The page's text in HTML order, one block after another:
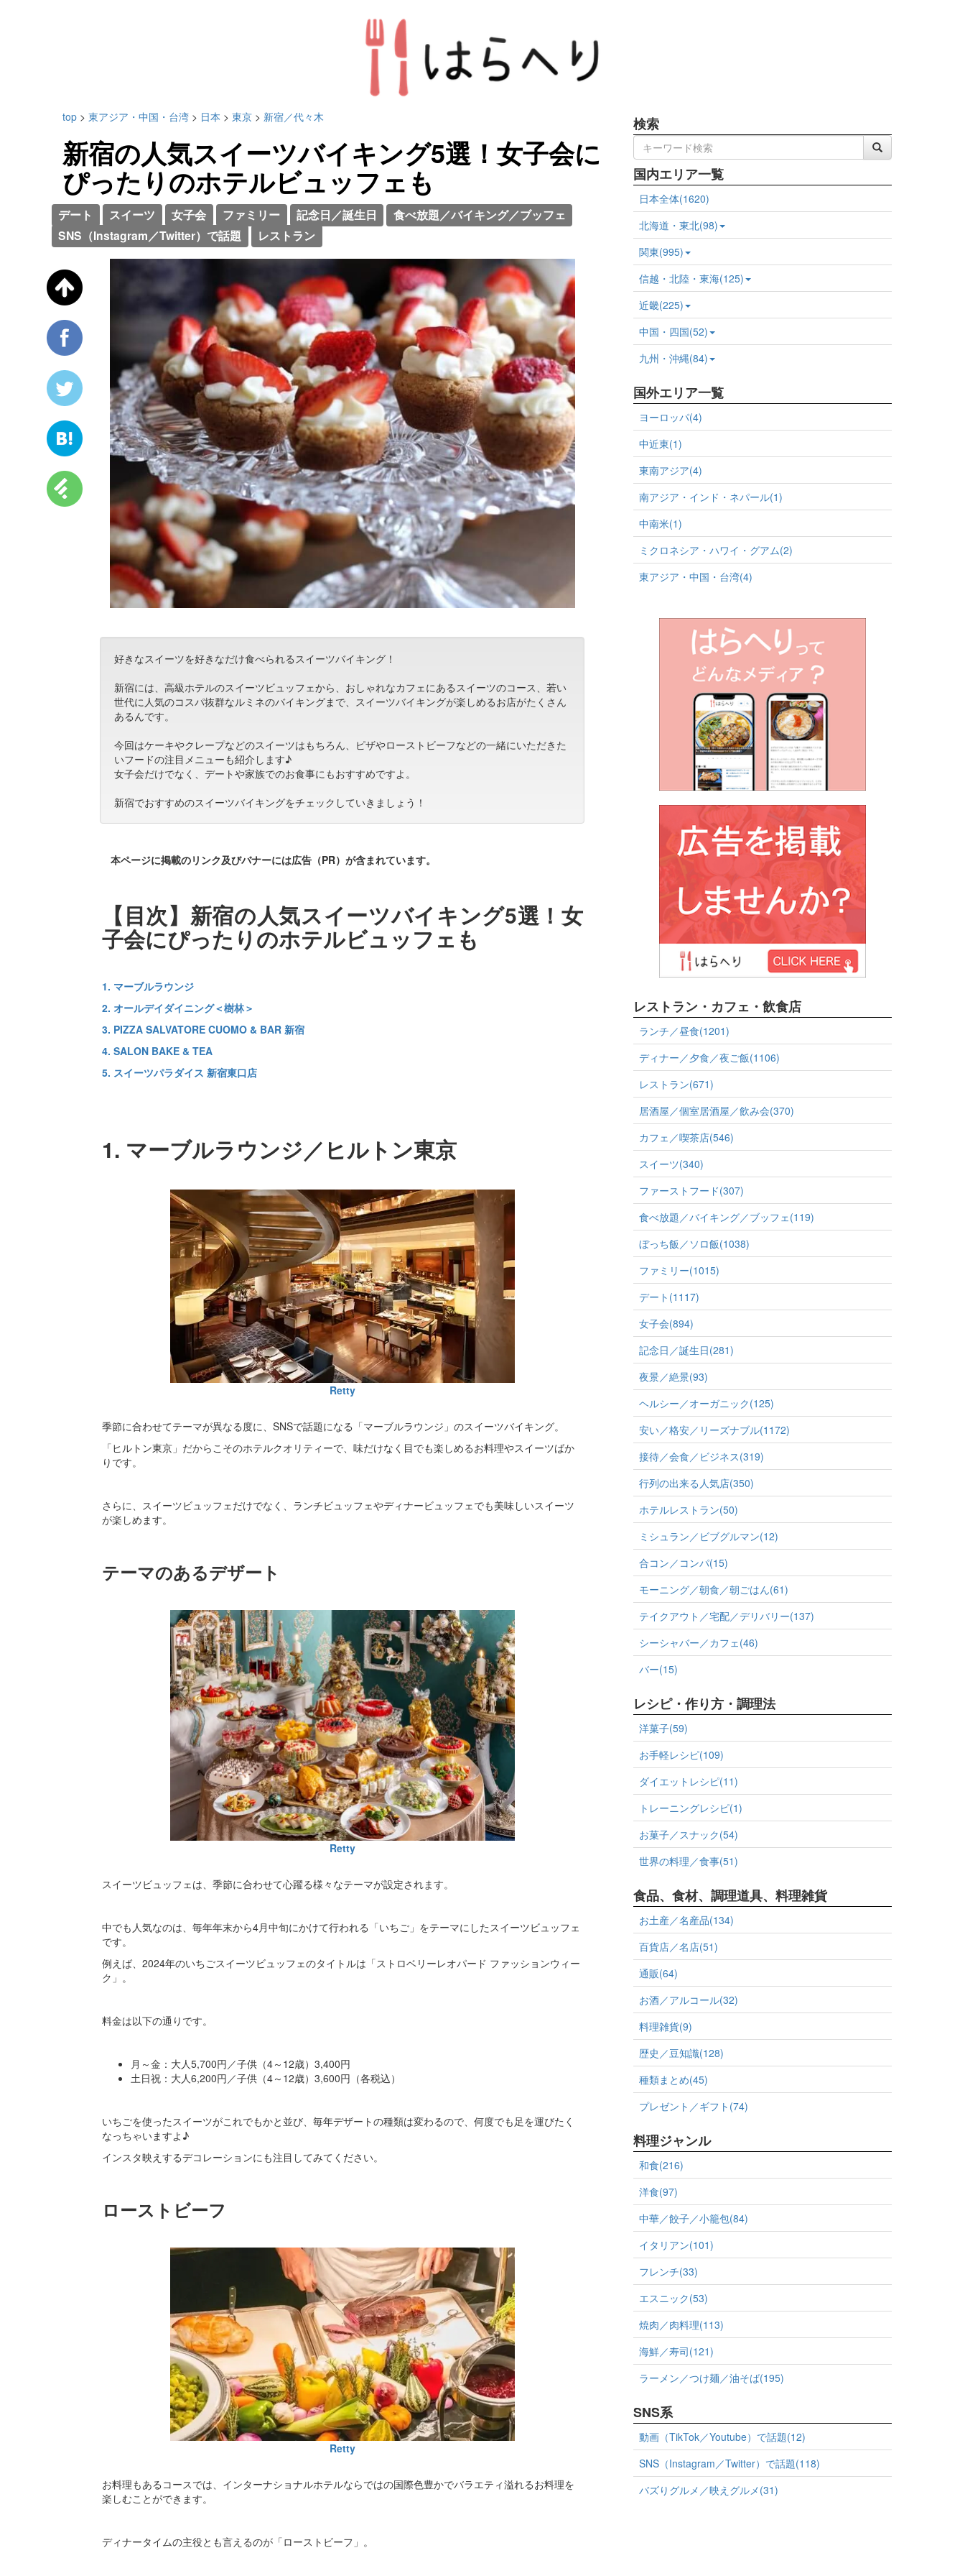
top > 東アジア・中国・台湾 > 日本 > 東京 > 新宿／代々木
新宿の人気スイーツバイキング5選！女子会に
ぴったりのホテルビュッフェも
デート スイーツ 女子会 ファミリー 記念日／誕生日
食べ放題／バイキング／ブッフェ
SNS（Instagram／Twitter）で話題
レストラン
好きなスイーツを好きなだけ食べられるスイーツバイキング！
新宿には、高級ホテルのスイーツビュッフェから、おしゃれなカフェにあるスイーツのコース、若い
世代に人気のコスパ抜群なルミネのバイキングまで、スイーツバイキングが楽しめるお店がたくさん
あるんです。
今回はケーキやクレープなどのスイーツはもちろん、ピザやローストビーフなどの一緒にいただきた
いフードの注目メニューも紹介します♪
女子会だけでなく、デートや家族でのお食事にもおすすめですよ。
新宿でおすすめのスイーツバイキングをチェックしていきましょう！
本ページに掲載のリンク及びバナーには広告（PR）が含まれています。
【目次】新宿の人気スイーツバイキング5選！女
子会にぴったりのホテルビュッフェも
1. マーブルラウンジ
2. オールデイダイニング＜樹林＞
3. PIZZA SALVATORE CUOMO & BAR 新宿
4. SALON BAKE & TEA
5. スイーツパラダイス 新宿東口店
1. マーブルラウンジ／ヒルトン東京
Retty
季節に合わせてテーマが異なる度に、SNSで話題になる「マーブルラウンジ」のスイーツバイキング。
「ヒルトン東京」だからこそのホテルクオリティーで、味だけなく目でも楽しめるお料理やスイーツばか
りです。
さらに、スイーツビュッフェだけでなく、ランチビュッフェやディナービュッフェでも美味しいスイーツ
が楽しめます。
テーマのあるデザート
Retty
スイーツビュッフェは、季節に合わせて心躍る様々なテーマが設定されます。
中でも人気なのは、毎年年末から4月中旬にかけて行われる「いちご」をテーマにしたスイーツビュッフェ
です。
例えば、2024年のいちごスイーツビュッフェのタイトルは「ストロベリーレオパード ファッションウィー
ク」。
料金は以下の通りです。
月～金：大人5,700円／子供（4～12歳）3,400円
土日祝：大人6,200円／子供（4～12歳）3,600円（各税込）
いちごを使ったスイーツがこれでもかと並び、毎年デザートの種類は変わるので、何度でも足を運びたく
なっちゃいますよ♪
インスタ映えするデコレーションにも注目してみてください。
ローストビーフ
Retty
お料理もあるコースでは、インターナショナルホテルならではの国際色豊かでバラエティ溢れるお料理を
楽しむことができます。
ディナータイムの主役とも言えるのが「ローストビーフ」。
検索
国内エリア一覧
日本全体(1620)
北海道・東北(98)
関東(995)
信越・北陸・東海(125)
近畿(225)
中国・四国(52)
九州・沖縄(84)
国外エリア一覧
ヨーロッパ(4)
中近東(1)
東南アジア(4)
南アジア・インド・ネパール(1)
中南米(1)
ミクロネシア・ハワイ・グアム(2)
東アジア・中国・台湾(4)
レストラン・カフェ・飲食店
ランチ／昼食(1201)
ディナー／夕食／夜ご飯(1106)
レストラン(671)
居酒屋／個室居酒屋／飲み会(370)
カフェ／喫茶店(546)
スイーツ(340)
ファーストフード(307)
食べ放題／バイキング／ブッフェ(119)
ぼっち飯／ソロ飯(1038)
ファミリー(1015)
デート(1117)
女子会(894)
記念日／誕生日(281)
夜景／絶景(93)
ヘルシー／オーガニック(125)
安い／格安／リーズナブル(1172)
接待／会食／ビジネス(319)
行列の出来る人気店(350)
ホテルレストラン(50)
ミシュラン／ビブグルマン(12)
合コン／コンパ(15)
モーニング／朝食／朝ごはん(61)
テイクアウト／宅配／デリバリー(137)
シーシャバー／カフェ(46)
バー(15)
レシピ・作り方・調理法
洋菓子(59)
お手軽レシピ(109)
ダイエットレシピ(11)
トレーニングレシピ(1)
お菓子／スナック(54)
世界の料理／食事(51)
食品、食材、調理道具、料理雑貨
お土産／名産品(134)
百貨店／名店(51)
通販(64)
お酒／アルコール(32)
料理雑貨(9)
歴史／豆知識(128)
種類まとめ(45)
プレゼント／ギフト(74)
料理ジャンル
和食(216)
洋食(97)
中華／餃子／小籠包(84)
イタリアン(101)
フレンチ(33)
エスニック(53)
焼肉／肉料理(113)
海鮮／寿司(121)
ラーメン／つけ麺／油そば(195)
SNS系
動画（TikTok／Youtube）で話題(12)
SNS（Instagram／Twitter）で話題(118)
バズりグルメ／映えグルメ(31)